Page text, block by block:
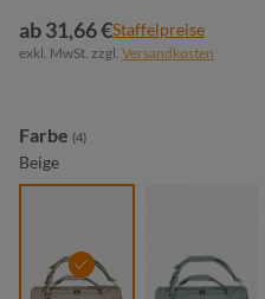
ab 31,66 €Staffelpreise
exkl. MwSt. zzgl. Versandkosten
Farbe auswählen
(4)
Beige
beige grüngrau